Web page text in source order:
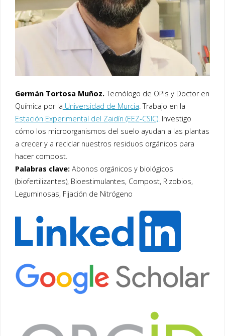
Germán Tortosa Muñoz.Tecnólogo de OPIs y Doctor en
Química por la Universidad de Murcia . Trabajo en la
Estación Experimental del Zaidín (EEZ-CSIC). Investigo
cómo los microorganismos del suelo ayudan a las plantas
a crecer y a reciclar nuestros residuos orgánicos para
hacer compost.
Palabras clave:Abonos orgánicos y biológicos
(biofertilizantes), Bioestimulantes, Compost, Rizobios,
Leguminosas, Fijación de Nitrógeno